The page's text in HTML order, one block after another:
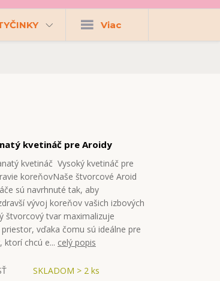
Viac
kvetináč pre Aroidy
kvetináč Vysoký kvetináč pre
koreňovNaše štvorcové Aroid
sú navrhnuté tak, aby
vývoj koreňov vašich izbových
štvorcový tvar maximalizuje
vďaka čomu sú ideálne pre
chcú e... celý popis
SKLADOM > 2 ks